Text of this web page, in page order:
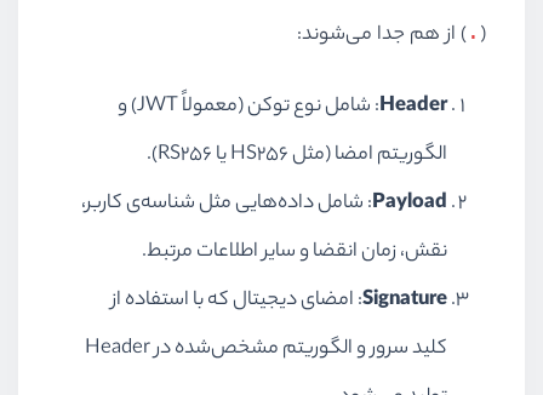
(
.) از هم جدا می‌شوند:
Header
: شامل نوع توکن (معمولاً JWT) و
الگوریتم امضا (مثل HS256 یا RS256).
Payload: شامل داده‌هایی مثل شناسه‌ی کاربر،
نقش، زمان انقضا و سایر اطلاعات مرتبط.
Signature: امضای دیجیتال که با استفاده از
کلید سرور و الگوریتم مشخص‌شده در Header